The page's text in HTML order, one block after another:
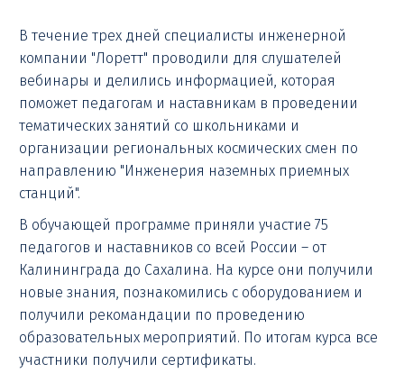
В течение трех дней специалисты инженерной
компании "Лоретт" проводили для слушателей
вебинары и делились информацией, которая
поможет педагогам и наставникам в проведении
тематических занятий со школьниками и
организации региональных космических смен по
направлению "Инженерия наземных приемных
станций".
В обучающей программе приняли участие 75
педагогов и наставников со всей России – от
Калининграда до Сахалина. На курсе они получили
новые знания, познакомились с оборудованием и
получили рекомандации по проведению
образовательных мероприятий. По итогам курса все
участники получили сертификаты.